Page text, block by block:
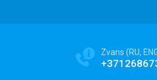
Zvans (RU,